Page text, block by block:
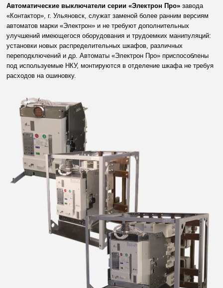
Автоматические выключатели серии «Электрон Про» завода
«Контактор», г. Ульяновск, служат заменой более ранним версиям
автоматов марки «Электрон» и не требуют дополнительных
улучшений имеющегося оборудования и трудоемких манипуляций:
установки новых распределительных шкафов, различных
переподключений и др. Автоматы «Электрон Про» приспособлены
под используемые НКУ, монтируются в отделение шкафа не требуя
расходов на ошиновку.